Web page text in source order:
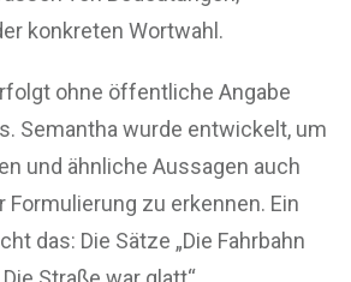
konkreten Wortwahl.
ohne öffentliche Angabe
Semantha wurde entwickelt, um
und ähnliche Aussagen auch
Formulierung zu erkennen. Ein
das: Die Sätze „Die Fahrbahn